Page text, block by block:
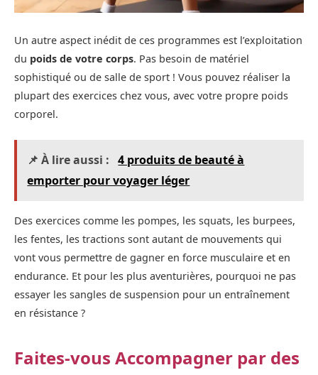
Un autre aspect inédit de ces programmes est l’exploitation
du poids de votre corps. Pas besoin de matériel
sophistiqué ou de salle de sport ! Vous pouvez réaliser la
plupart des exercices chez vous, avec votre propre poids
corporel.
📌 À lire aussi :
4 produits de beauté à
emporter pour voyager léger
Des exercices comme les pompes, les squats, les burpees,
les fentes, les tractions sont autant de mouvements qui
vont vous permettre de gagner en force musculaire et en
endurance. Et pour les plus aventurières, pourquoi ne pas
essayer les sangles de suspension pour un entraînement
en résistance ?
Faites-vous Accompagner par des